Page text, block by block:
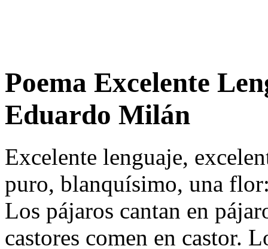
Poema Excelente
Eduardo Milán
Excelente lenguaje,
puro, blanquísimo, una
Los pájaros cantan en
castores comen en castor.